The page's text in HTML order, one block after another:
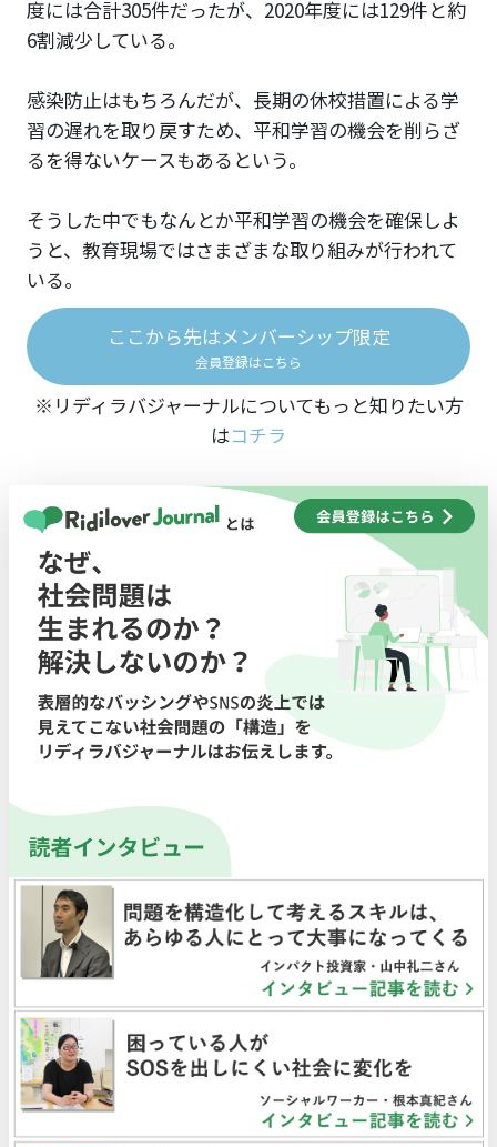
度には合計305件だったが、2020年度には129件と約
6割減少している。
感染防止はもちろんだが、長期の休校措置による学
習の遅れを取り戻すため、平和学習の機会を削らざ
るを得ないケースもあるという。
そうした中でもなんとか平和学習の機会を確保しよ
うと、教育現場ではさまざまな取り組みが行われて
いる。
ここから先はメンバーシップ限定
会員登録はこちら
※リディラバジャーナルについてもっと知りたい方
はコチラ